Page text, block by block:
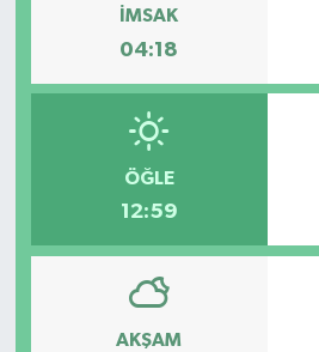
İMSAK
04:18
ÖĞLE
12:59
AKŞAM